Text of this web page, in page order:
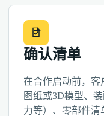
确认清单
在合作启动前，客
图纸或3D模型、
力等）、零部件